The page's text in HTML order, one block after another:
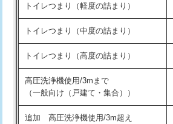
トイレつまり（軽度の詰まり）
トイレつまり（中度の詰まり）
トイレつまり（高度の詰まり）
高圧洗浄機使用/3mまで
（一般向け（戸建て・集合））
追加 高圧洗浄機使用/3m超え